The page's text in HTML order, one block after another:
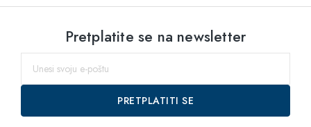
Odaberi veličine
60
do
Pretplatite se na newsletter
PRETPLATITI SE